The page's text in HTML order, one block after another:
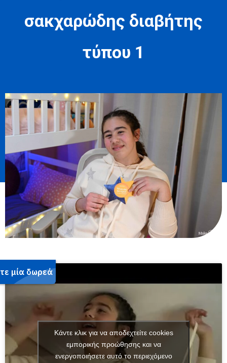
σακχαρώδης διαβήτης
τύπου 1
Κάντε κλικ για να αποδεχτείτε cookies
εμπορικής προώθησης και να
ενεργοποιήσετε αυτό το περιεχόμενο